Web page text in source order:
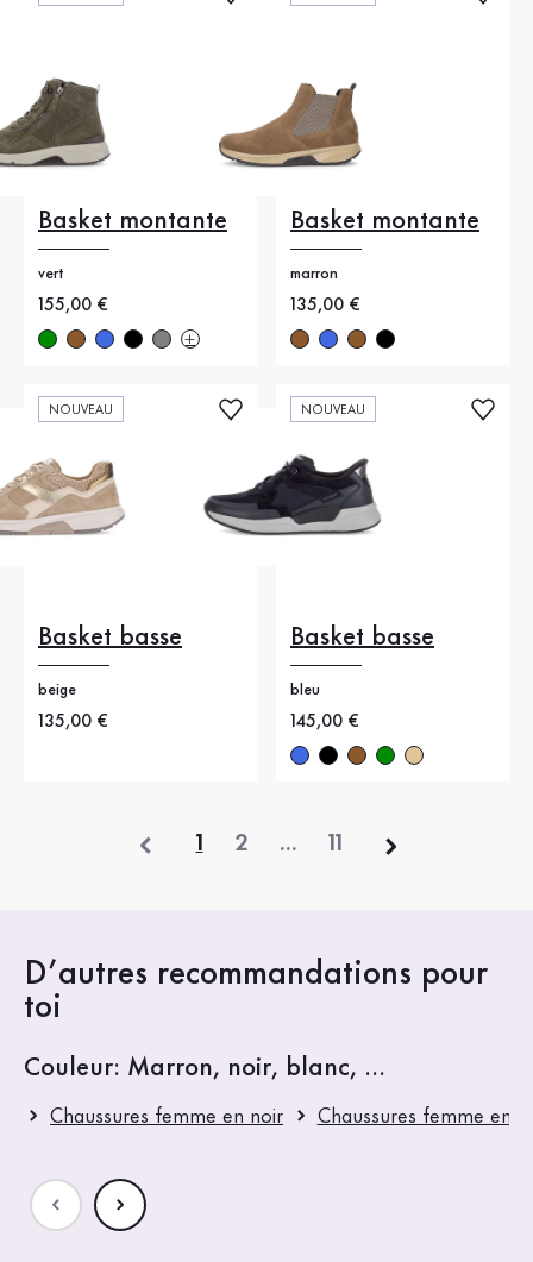
Basket montante
vert
Nouveau prix
155,00 €
Basket montante
marron
Nouveau prix
135,00 €
NOUVEAU
Basket basse
beige
Nouveau prix
135,00 €
NOUVEAU
Basket basse
bleu
Nouveau prix
145,00 €
1 2 ... 11
D’autres recommandations pour
toi
Couleur: Marron, noir, blanc, ...
Chaussures femme en noir Chaussures femme en